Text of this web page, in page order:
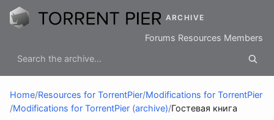
ARCHIVE
Forums Resources Members
Home/Resources for TorrentPier/Modifications for TorrentPier
/Modifications for TorrentPier (archive)/Гостевая книга